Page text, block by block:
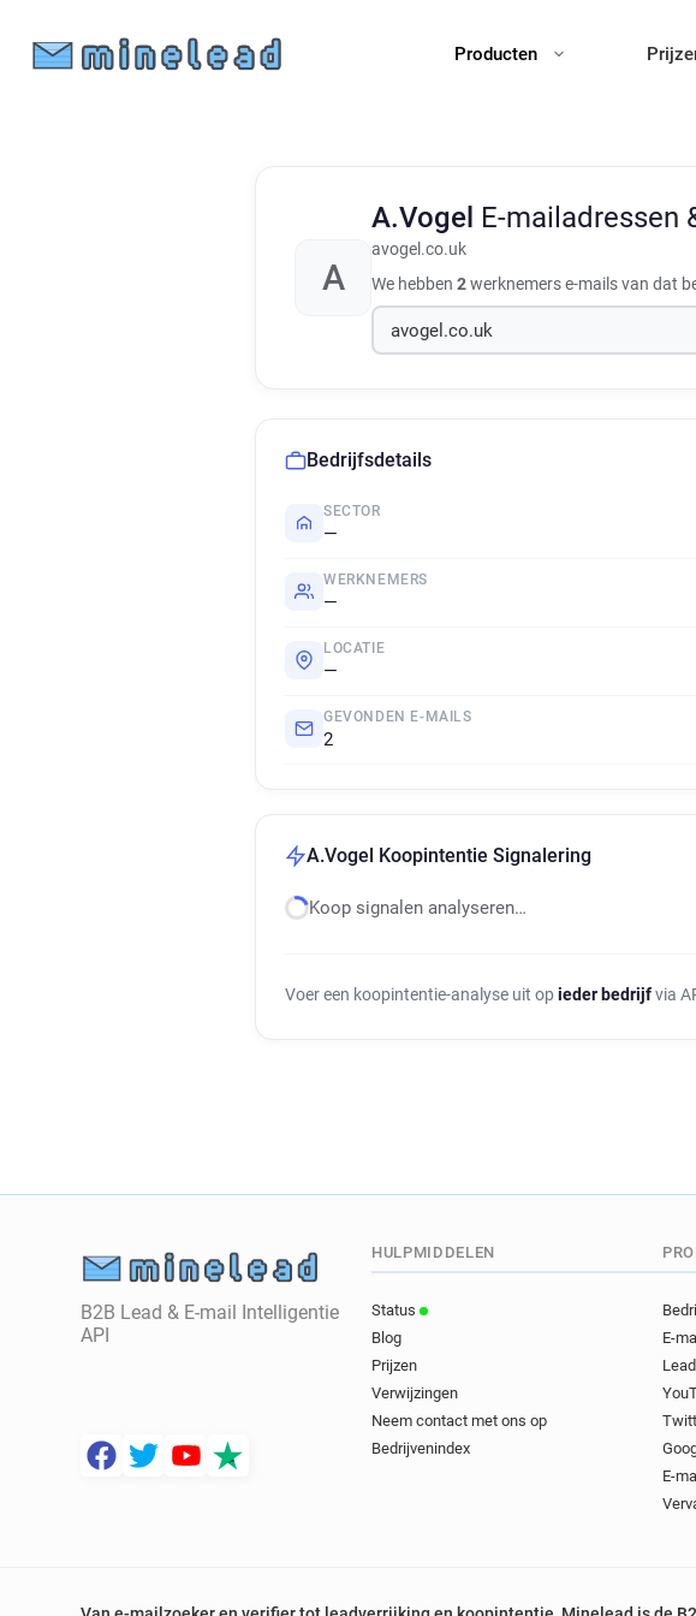
Producten
A
A.Vogel E-mailadressen
avogel.co.uk
We hebben 2werknemers e-mails van dat
Bedrijfsdetails
SECTOR
—
WERKNEMERS
—
LOCATIE
—
GEVONDEN E-MAILS
2
A.Vogel Koopintentie Signalering
Koop signalen analyseren…
Voer een koopintentie-analyse uit op ieder bedrijfvia
B2B Lead & E-mail Intelligentie
API
HULPMIDDELEN
Status
Blog
Prijzen
Verwijzingen
Neem contact met ons op
Bedrijvenindex
E-
E-